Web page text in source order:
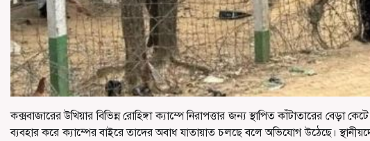
কক্সবাজারের উখিয়ার বিভিন্ন রোহিঙ্গা ক্যাম্পে নিরাপত্তার জন্য স্থাপিত কাঁটাতারের
ব্যবহার করে ক্যাম্পের বাইরে তাদের অবাধ যাতায়াত চলছে বলে অভিযোগ উঠেছে।